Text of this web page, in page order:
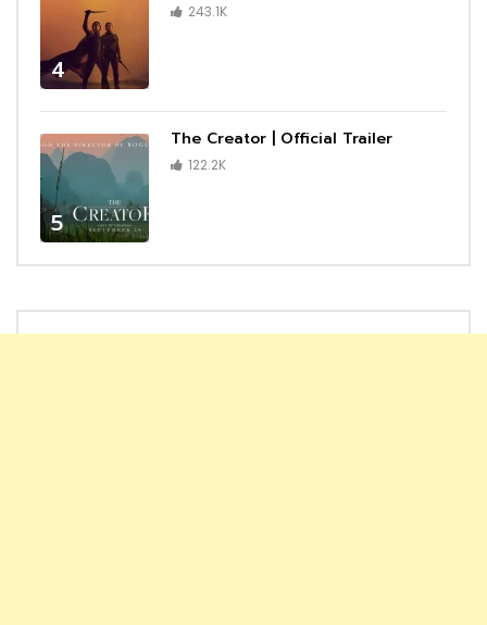
4
243.1K
5
The Creator | Official Trailer
122.2K